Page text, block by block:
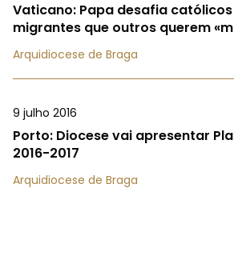
Vaticano: Papa desafia
migrantes que outros querem
Arquidiocese de Braga
9 julho 2016
Porto: Diocese vai apresentar
2016-2017
Arquidiocese de Braga